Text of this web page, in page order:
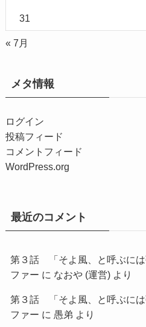
31
« 7月
メタ情報
ログイン
投稿フィード
コメントフィード
WordPress.org
最近のコメント
第３話 「そよ風、と呼ぶに
ファー に なおや (運営)より
第３話 「そよ風、と呼ぶに
ファー に 愚弟 より